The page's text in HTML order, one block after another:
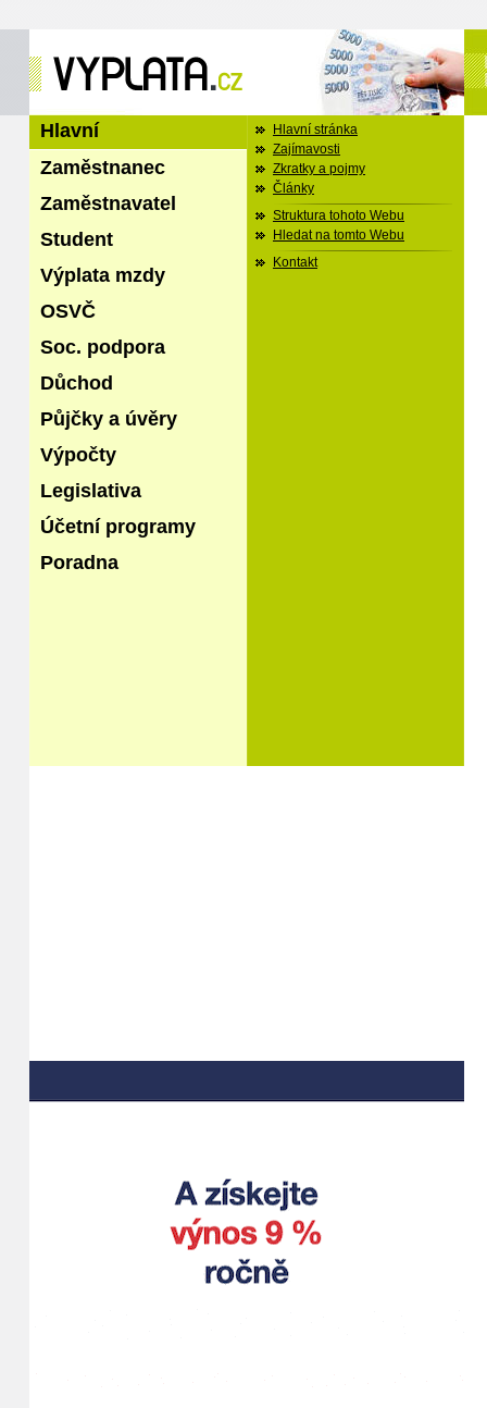
Hlavní
Zaměstnanec
Zaměstnavatel
Student
Výplata mzdy
OSVČ
Soc. podpora
Důchod
Půjčky a úvěry
Výpočty
Legislativa
Účetní programy
Poradna
Hlavní stránka
Zajímavosti
Zkratky a pojmy
Články
Struktura tohoto Webu
Hledat na tomto Webu
Kontakt